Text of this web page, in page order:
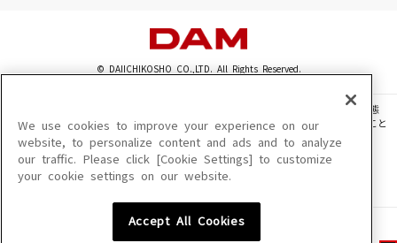
© DAIICHIKOSHO CO.,LTD. All Rights Reserved.
このサイトに掲載されている一切の文章・画像・写真・動画・音声等を、手段や形態
を問わず、著作権法の定める範囲を超えて無断で複製、転載、ファイル化などすること
を禁じます。
楽曲及びコンテンツは、機種によりご利用いただけない場合があります。
楽曲及びコンテンツの配信日、配信内容が変更になる場合があります。
We use cookies to improve your experience on our
website, to personalize content and ads and to analyze
our traffic. Please click [Cookie Settings] to customize
your cookie settings on our website.
Accept All Cookies